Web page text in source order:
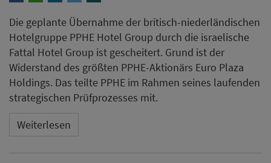
Die geplante Übernahme der britisch-niederländischen
Hotelgruppe PPHE Hotel Group durch die israelische
Fattal Hotel Group ist gescheitert. Grund ist der
Widerstand des größten PPHE-Aktionärs Euro Plaza
Holdings. Das teilte PPHE im Rahmen seines laufenden
strategischen Prüfprozesses mit.
Weiterlesen